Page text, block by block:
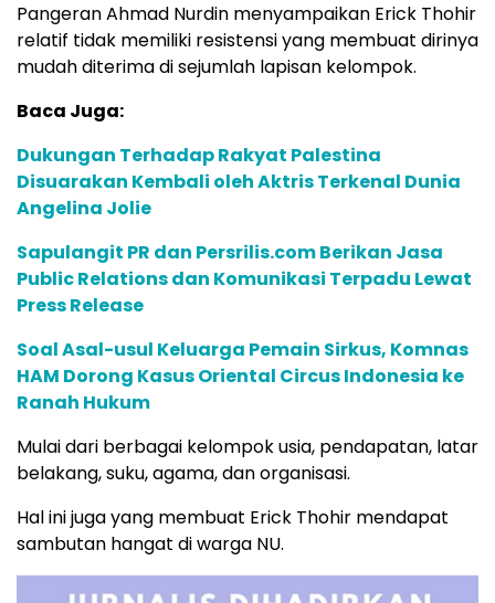
Pangeran Ahmad Nurdin menyampaikan Erick Thohir
relatif tidak memiliki resistensi yang membuat dirinya
mudah diterima di sejumlah lapisan kelompok.
Baca Juga:
Dukungan Terhadap Rakyat Palestina
Disuarakan Kembali oleh Aktris Terkenal Dunia
Angelina Jolie
Sapulangit PR dan Persrilis.com Berikan Jasa
Public Relations dan Komunikasi Terpadu Lewat
Press Release
Soal Asal-usul Keluarga Pemain Sirkus, Komnas
HAM Dorong Kasus Oriental Circus Indonesia ke
Ranah Hukum
Mulai dari berbagai kelompok usia, pendapatan, latar
belakang, suku, agama, dan organisasi.
Hal ini juga yang membuat Erick Thohir mendapat
sambutan hangat di warga NU.